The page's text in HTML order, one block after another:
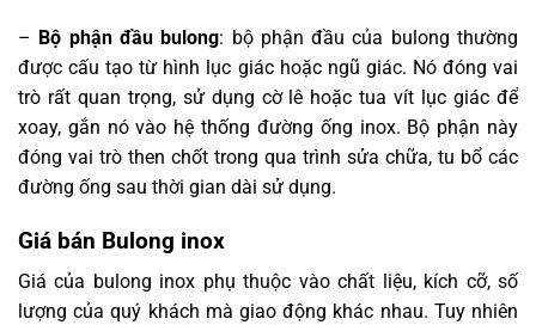
– Bộ phận đầu bulong: bộ phận đầu của bulong thường
được cấu tạo từ hình lục giác hoặc ngũ giác. Nó đóng vai
trò rất quan trọng, sử dụng cờ lê hoặc tua vít lục giác để
xoay, gắn nó vào hệ thống đường ống inox. Bộ phận này
đóng vai trò then chốt trong qua trình sửa chữa, tu bổ các
đường ống sau thời gian dài sử dụng.
Giá bán Bulong inox
Giá của bulong inox phụ thuộc vào chất liệu, kích cỡ, số
lượng của quý khách mà giao động khác nhau. Tuy nhiên